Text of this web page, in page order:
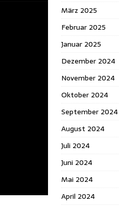
März 2025
Februar 2025
Januar 2025
Dezember 2024
November 2024
Oktober 2024
September 2024
August 2024
Juli 2024
Juni 2024
Mai 2024
April 2024